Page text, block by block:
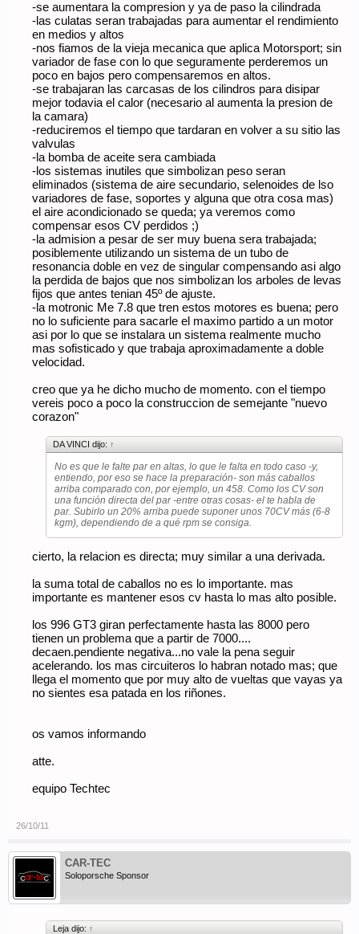
-se aumentara la compresion y ya de paso la cilindrada
-las culatas seran trabajadas para aumentar el rendimiento
en medios y altos
-nos fiamos de la vieja mecanica que aplica Motorsport; sin
variador de fase con lo que seguramente perderemos un
poco en bajos pero compensaremos en altos.
-se trabajaran las carcasas de los cilindros para disipar
mejor todavia el calor (necesario al aumenta la presion de
la camara)
-reduciremos el tiempo que tardaran en volver a su sitio las
valvulas
-la bomba de aceite sera cambiada
-los sistemas inutiles que simbolizan peso seran
eliminados (sistema de aire secundario, selenoides de lso
variadores de fase, soportes y alguna que otra cosa mas)
el aire acondicionado se queda; ya veremos como
compensar esos CV perdidos ;)
-la admision a pesar de ser muy buena sera trabajada;
posiblemente utilizando un sistema de un tubo de
resonancia doble en vez de singular compensando asi algo
la perdida de bajos que nos simbolizan los arboles de levas
fijos que antes tenian 45º de ajuste.
-la motronic Me 7.8 que tren estos motores es buena; pero
no lo suficiente para sacarle el maximo partido a un motor
asi por lo que se instalara un sistema realmente mucho
mas sofisticado y que trabaja aproximadamente a doble
velocidad.
creo que ya he dicho mucho de momento. con el tiempo
vereis poco a poco la construccion de semejante "nuevo
corazon"
DA VINCI dijo: ↑
No es que le falte par en altas, lo que le falta en todo caso -y,
entiendo, por eso se hace la preparación- son más caballos
arriba comparado con, por ejemplo, un 458. Como los CV son
una función directa del par -entre otras cosas- el te habla de
par. Subirlo un 20% arriba puede suponer unos 70CV más (6-8
kgm), dependiendo de a qué rpm se consiga.
cierto, la relacion es directa; muy similar a una derivada.
la suma total de caballos no es lo importante. mas
importante es mantener esos cv hasta lo mas alto posible.
los 996 GT3 giran perfectamente hasta las 8000 pero
tienen un problema que a partir de 7000....
decaen.pendiente negativa...no vale la pena seguir
acelerando. los mas circuiteros lo habran notado mas; que
llega el momento que por muy alto de vueltas que vayas ya
no sientes esa patada en los riñones.
os vamos informando
atte.
equipo Techtec
26/10/11
CAR-TEC
Soloporsche Sponsor
Leja dijo: ↑